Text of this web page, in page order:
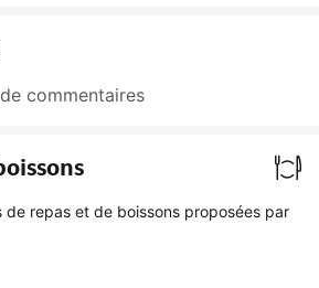
commentaires
de repas et de boissons proposées par